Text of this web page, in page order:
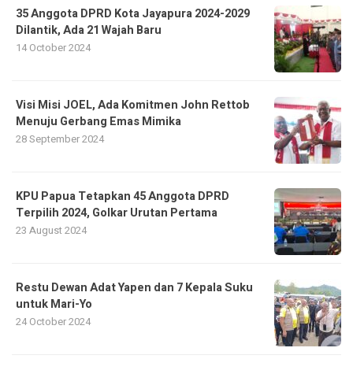
35 Anggota DPRD Kota Jayapura 2024-2029
Dilantik, Ada 21 Wajah Baru
14 October 2024
Visi Misi JOEL, Ada Komitmen John Rettob
Menuju Gerbang Emas Mimika
28 September 2024
KPU Papua Tetapkan 45 Anggota DPRD
Terpilih 2024, Golkar Urutan Pertama
23 August 2024
Restu Dewan Adat Yapen dan 7 Kepala Suku
untuk Mari-Yo
24 October 2024